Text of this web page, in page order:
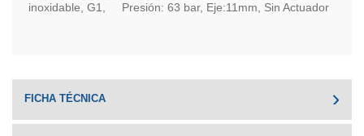
inoxidable, G1, Presión: 63 bar, Eje:11mm, Sin Actuador
FICHA TÉCNICA